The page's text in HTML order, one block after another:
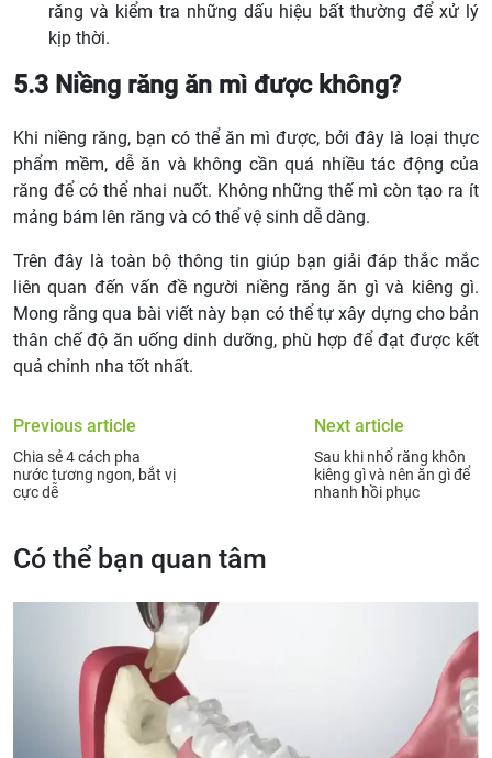
răng và kiểm tra những dấu hiệu bất thường để xử lý
kịp thời.
5.3 Niềng răng ăn mì được không?
Khi niềng răng, bạn có thể ăn mì được, bởi đây là loại thực
phẩm mềm, dễ ăn và không cần quá nhiều tác động của
răng để có thể nhai nuốt. Không những thế mì còn tạo ra ít
mảng bám lên răng và có thể vệ sinh dễ dàng.
Trên đây là toàn bộ thông tin giúp bạn giải đáp thắc mắc
liên quan đến vấn đề người niềng răng ăn gì và kiêng gì.
Mong rằng qua bài viết này bạn có thể tự xây dựng cho bản
thân chế độ ăn uống dinh dưỡng, phù hợp để đạt được kết
quả chỉnh nha tốt nhất.
Previous article
Chia sẻ 4 cách pha
nước tương ngon, bắt vị
cực dễ
Next article
Sau khi nhổ răng khôn
kiêng gì và nên ăn gì để
nhanh hồi phục
Có thể bạn quan tâm